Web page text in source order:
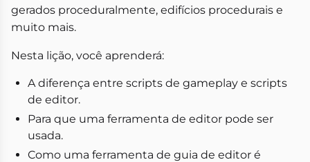
gerados proceduralmente, edifícios procedurais e
muito mais.
Nesta lição, você aprenderá:
A diferença entre scripts de gameplay e scripts
de editor.
Para que uma ferramenta de editor pode ser
usada.
Como uma ferramenta de guia de editor é